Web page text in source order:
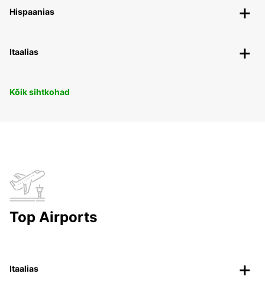
Hispaanias
Itaalias
Kõik sihtkohad
Top Airports
Itaalias